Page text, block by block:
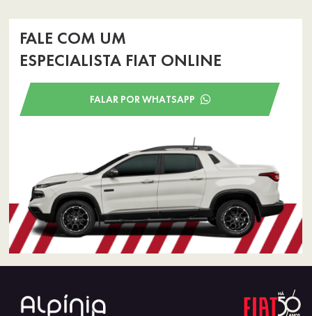
FALE COM UM
ESPECIALISTA FIAT ONLINE
FALAR POR WHATSAPP